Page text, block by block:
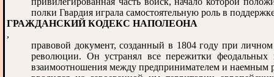
полки Гвардия играла самостоятельную роль в
ГРАЖДАНСКИЙ КОДЕКС НАПОЛЕОНА
,
правовой документ, созданный в 1804 году при
революции. Он устранял все пережитки феодальных
взаимоотношения между предпринимателем и наемным